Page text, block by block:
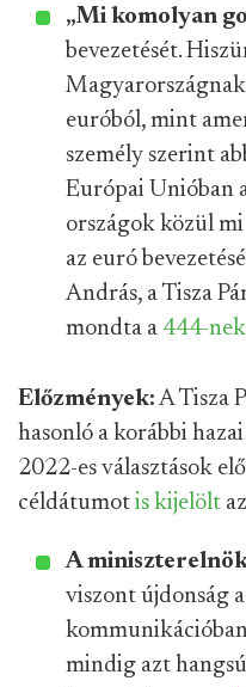
„Mi komolyan
bevezetését.
euróból, mint
személy szerint
Európai Unióban
országok közül
az euró
András, a Tisza
mondta a 444-nek
Előzmények: A Tisza
hasonló a korábbi
2022-es választások
céldátumot is kijelölt
A
viszont újdonság
mindig azt